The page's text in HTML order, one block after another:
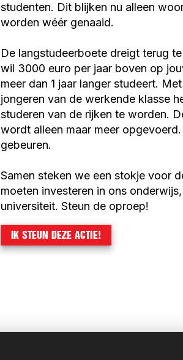
studenten. Dit blijken nu alleen
worden wéér genaaid.
De langstudeerboete dreigt terug
wil 3000 euro per jaar boven op
meer dan 1 jaar langer studeert.
jongeren van de werkende klasse
studeren van de rijken te worden.
wordt alleen maar meer
gebeuren.
Samen steken we een stokje voor
moeten investeren in ons
universiteit. Steun de oproep!
IK STEUN DEZE ACTIE!